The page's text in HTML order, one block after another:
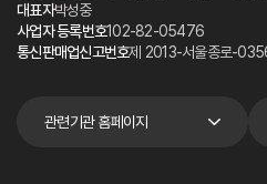
대표자박성중
사업자 등록번호102-82-05476
통신판매업신고번호제 2013-서울종로-
관련기관 홈페이지